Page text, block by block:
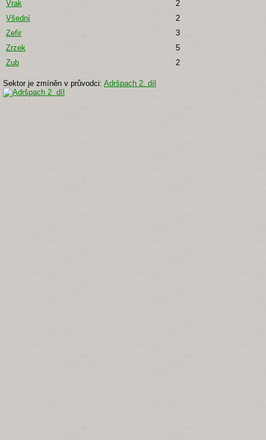
Vrak
2
Všední
2
Zefir
3
Zrzek
5
Zub
2
Sektor je zmíněn v průvodci: Adršpach 2. díl